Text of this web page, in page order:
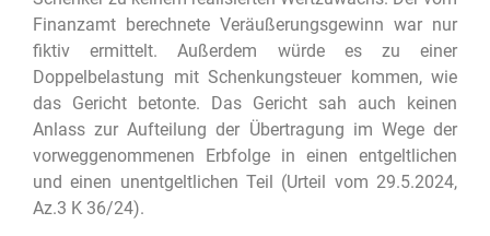
Finanzamt berechnete Veräußerungsgewinn war nur
fiktiv ermittelt. Außerdem würde es zu einer
Doppelbelastung mit Schenkungsteuer kommen, wie
das Gericht betonte. Das Gericht sah auch keinen
Anlass zur Aufteilung der Übertragung im Wege der
vorweggenommenen Erbfolge in einen entgeltlichen
und einen unentgeltlichen Teil (Urteil vom 29.5.2024,
Az.3 K 36/24).